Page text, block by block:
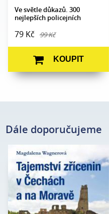
Ve světle důkazů. 300
nejlepších policejních
79 Kč 99 Kč
KOUPIT
Dále doporučujeme
Autor:
Magdalena
Wagnerová
Edice:
mimo edice
Počet stran:
200